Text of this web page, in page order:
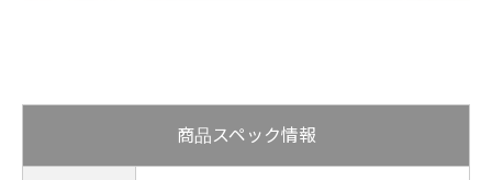
商品スペック情報